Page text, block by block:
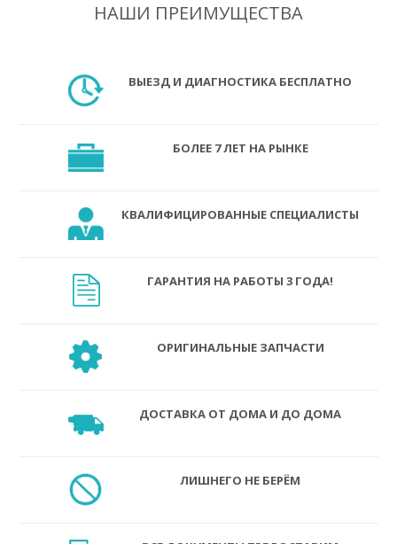
НАШИ ПРЕИМУЩЕСТВА
ВЫЕЗД И ДИАГНОСТИКА БЕСПЛАТНО
БОЛЕЕ 7 ЛЕТ НА РЫНКЕ
КВАЛИФИЦИРОВАННЫЕ СПЕЦИАЛИСТЫ
ГАРАНТИЯ НА РАБОТЫ 3 ГОДА!
ОРИГИНАЛЬНЫЕ ЗАПЧАСТИ
ДОСТАВКА ОТ ДОМА И ДО ДОМА
ЛИШНЕГО НЕ БЕРЁМ